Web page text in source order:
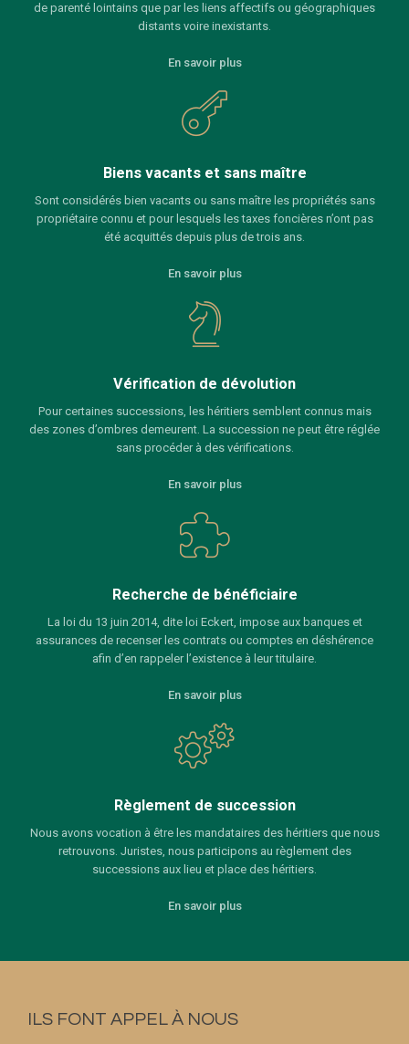
de parenté lointains que par les liens affectifs ou géographiques
distants voire inexistants.
En savoir plus
Biens vacants et sans maître
Sont considérés bien vacants ou sans maître les propriétés sans
propriétaire connu et pour lesquels les taxes foncières n’ont pas
été acquittés depuis plus de trois ans.
En savoir plus
Vérification de dévolution
Pour certaines successions, les héritiers semblent connus mais
des zones d’ombres demeurent. La succession ne peut être réglée
sans procéder à des vérifications.
En savoir plus
Recherche de bénéficiaire
La loi du 13 juin 2014, dite loi Eckert, impose aux banques et
assurances de recenser les contrats ou comptes en déshérence
afin d’en rappeler l’existence à leur titulaire.
En savoir plus
Règlement de succession
Nous avons vocation à être les mandataires des héritiers que nous
retrouvons. Juristes, nous participons au règlement des
successions aux lieu et place des héritiers.
En savoir plus
ILS FONT APPEL À NOUS